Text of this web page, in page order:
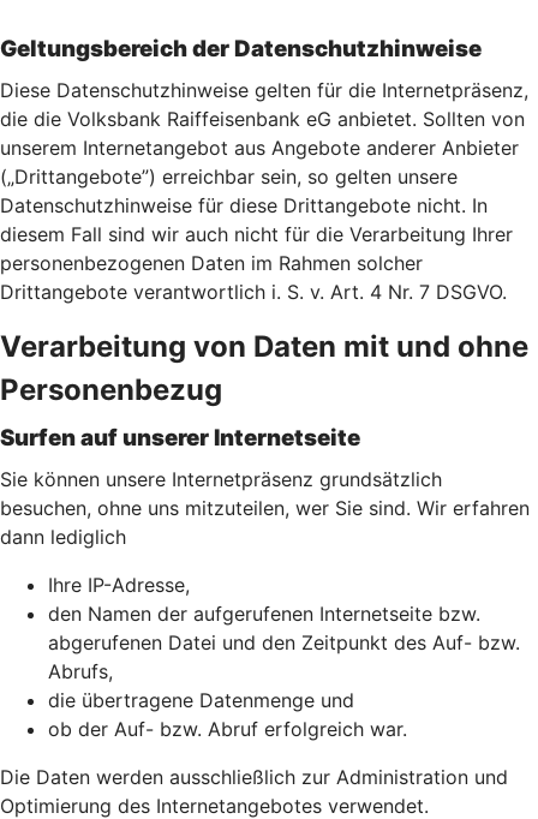
Geltungsbereich der Datenschutzhinweise
Diese Datenschutzhinweise gelten für die Internetpräsenz,
die die Volksbank Raiffeisenbank eG anbietet. Sollten von
unserem Internetangebot aus Angebote anderer Anbieter
(„Drittangebote”) erreichbar sein, so gelten unsere
Datenschutzhinweise für diese Drittangebote nicht. In
diesem Fall sind wir auch nicht für die Verarbeitung Ihrer
personenbezogenen Daten im Rahmen solcher
Drittangebote verantwortlich i. S. v. Art. 4 Nr. 7 DSGVO.
Verarbeitung von Daten mit und ohne
Personenbezug
Surfen auf unserer Internetseite
Sie können unsere Internetpräsenz grundsätzlich
besuchen, ohne uns mitzuteilen, wer Sie sind. Wir erfahren
dann lediglich
Ihre IP-Adresse,
den Namen der aufgerufenen Internetseite bzw.
abgerufenen Datei und den Zeitpunkt des Auf- bzw.
Abrufs,
die übertragene Datenmenge und
ob der Auf- bzw. Abruf erfolgreich war.
Die Daten werden ausschließlich zur Administration und
Optimierung des Internetangebotes verwendet.